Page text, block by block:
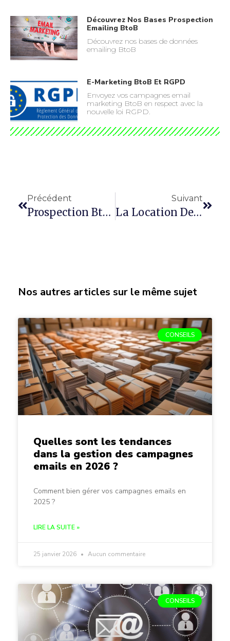
Découvrez Nos Bases Prospection
Emailing BtoB
Découvrez nos bases de données
emailing BtoB
E-Marketing BtoB Et RGPD
Envoyez vos campagnes email
marketing BtoB en respect avec la
nouvelle loi RGPD.
Précédent
Prospection BtoB Rentable
Suivant
La Location De Bases Emails BtoB
Nos autres articles sur le même sujet
CONSEILS
Quelles sont les tendances
dans la gestion des campagnes
emails en 2026 ?
Comment bien gérer vos campagnes emails en
2025 ?
LIRE LA SUITE »
25 janvier 2026 Aucun commentaire
CONSEILS